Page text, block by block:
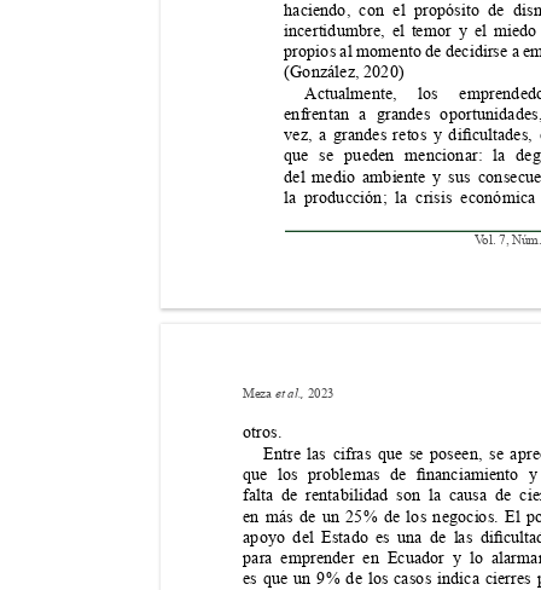
Vol. 7,
haciendo, con el propósito de
incertidumbre, el temor y el
propios al momento de decidirse a
(González, 2020)
Actualmente, los
enfrentan a grandes
vez, a grandes retos y dicultades,
que se pueden mencionar: la
del medio ambiente y sus
la producción; la crisis
Meza et al., 2023
otros.
Entre las cifras que se poseen, se
que los problemas de nanciamiento y
falta de rentabilidad son la causa de
en más de un 25% de los negocios. El
apoyo del Estado es una de las
para emprender en Ecuador y lo
es que un 9% de los casos indica cierres